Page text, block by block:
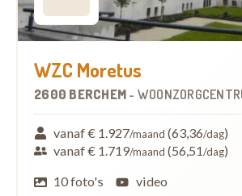
WZC Moretus
2600 BERCHEM -
vanaf € 1.927/maand (63,36/dag)
vanaf € 1.719/maand (56,51/dag)
10 foto's
video